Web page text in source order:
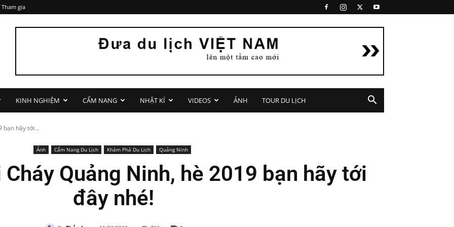
gia
KINH NGHIỆM CẨM NANG NHẬT KÍ VIDEOS ẢNH TOUR DU LỊCH
bạn hãy tới...
Ảnh Cẩm Nang Du Lịch Khám Phá Du Lịch Quảng Ninh
Quảng Ninh, hè 2019 bạn hãy tới
đây nhé!